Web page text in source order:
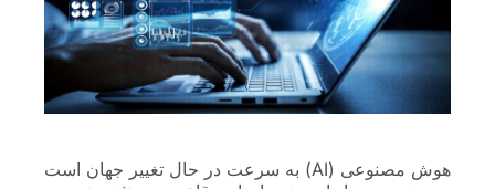
هوش مصنوعی (AI) به سرعت در حال تغییر جهان است